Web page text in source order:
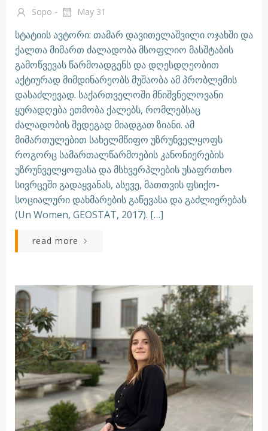
Sopo - May 31
სტატიის ავტორი: თამარ დავითელაშვილი ოჯახში და
ქალთა მიმართ ძალადობა მსოფლიო მასშტაბის
გამოწვევას წარმოადგენს და დღესდღეობით
აქტიურად მიმდინარეობს მუშაობა ამ პრობლემის
დასაძლევად. საქართველოში მნიშვნელოვანი
ყურადღება ეთმობა ქალებს, რომლებსაც
ძალადობის შედეგად მიადგათ ზიანი. ამ
მიმართულებით სახელმწიფო უზრუნველყოფს
როგორც სამართალწარმოების კანონიერების
უზრუნველყოფასა და მსხვერპლების უსაფრთხო
სივრცეში გადაყვანას, ასევე, მათთვის ფსიქო-
სოციალური დახმარების გაწევასა და გაძლიერებას
(Un Women, GEOSTAT, 2017). […]
read more